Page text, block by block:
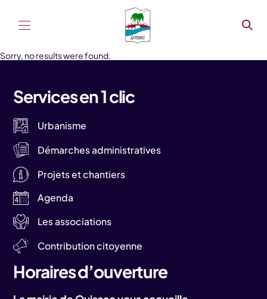
Sorry, no results were found.
Services en 1 clic
Urbanisme
Démarches administratives
Projets et chantiers
Agenda
Les associations
Contribution citoyenne
Horaires d’ouverture